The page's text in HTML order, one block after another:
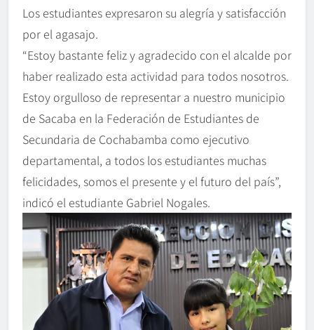
Los estudiantes expresaron su alegría y satisfacción
por el agasajo.
“Estoy bastante feliz y agradecido con el alcalde por
haber realizado esta actividad para todos nosotros.
Estoy orgulloso de representar a nuestro municipio
de Sacaba en la Federación de Estudiantes de
Secundaria de Cochabamba como ejecutivo
departamental, a todos los estudiantes muchas
felicidades, somos el presente y el futuro del país”,
indicó el estudiante Gabriel Nogales.